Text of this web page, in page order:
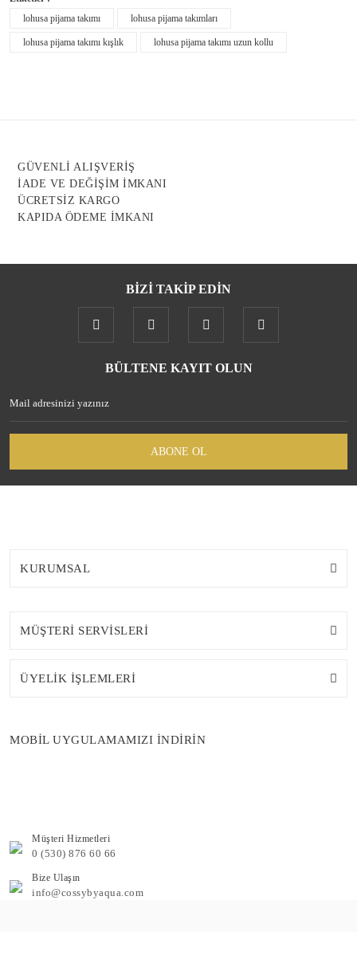
lohusa pijama takımı
lohusa pijama takımları
lohusa pijama takımı kışlık lohusa pijama takımı uzun kollu
GÜVENLİ ALIŞVERİŞ
İADE VE DEĞİŞİM İMKANI
ÜCRETSİZ KARGO
KAPIDA ÖDEME İMKANI
BİZİ TAKİP EDİN
BÜLTENE KAYIT OLUN
ABONE OL
KURUMSAL
MÜŞTERİ SERVİSLERİ
ÜYELİK İŞLEMLERİ
MOBİL UYGULAMAMIZI İNDİRİN
Müşteri Hizmetleri
0 (530) 876 60 66
Bize Ulaşın
info@cossybyaqua.com